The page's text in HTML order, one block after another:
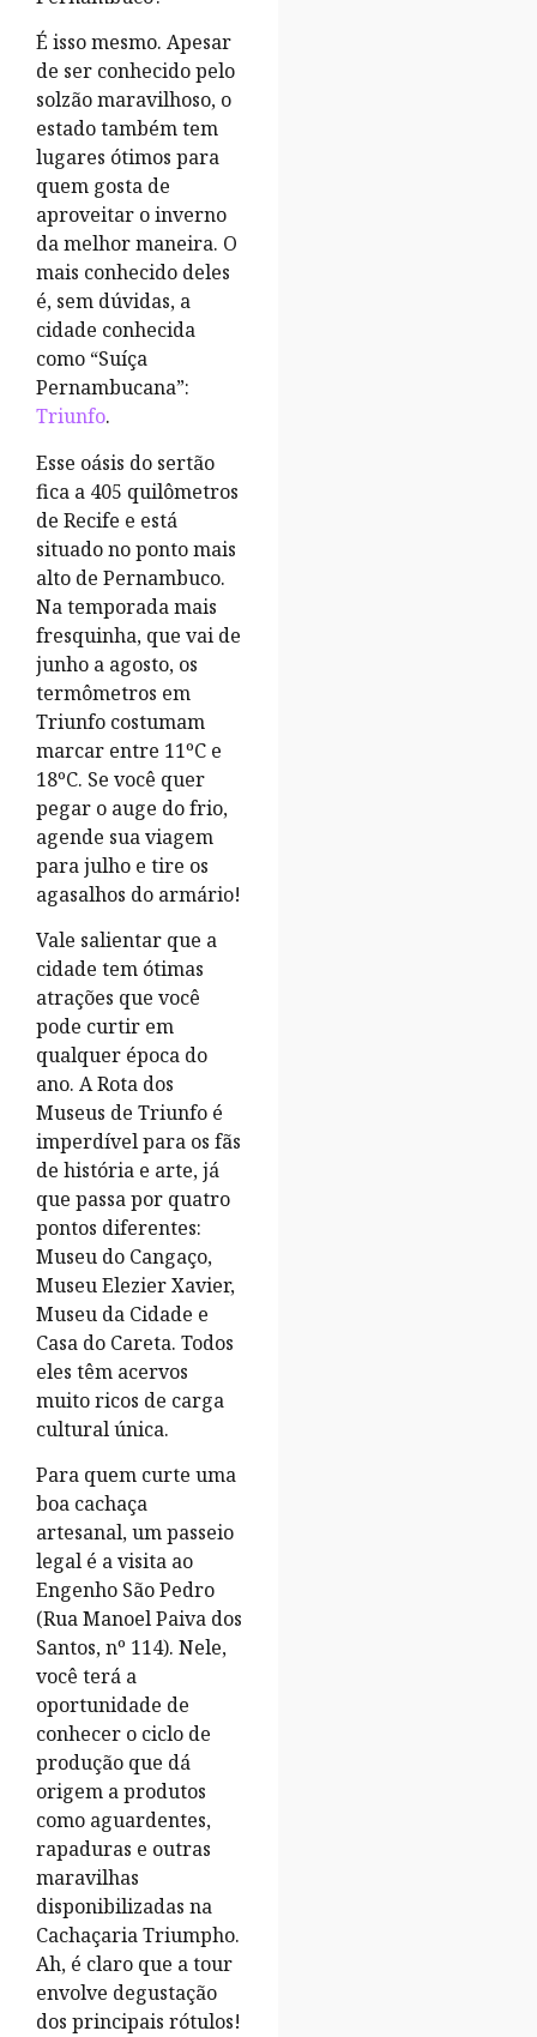
É isso mesmo. Apesar
de ser conhecido pelo
solzão maravilhoso, o
estado também tem
lugares ótimos para
quem gosta de
aproveitar o inverno
da melhor maneira. O
mais conhecido deles
é, sem dúvidas, a
cidade conhecida
como “Suíça
Pernambucana”:
Triunfo.
Esse oásis do sertão
fica a 405 quilômetros
de Recife e está
situado no ponto mais
alto de Pernambuco.
Na temporada mais
fresquinha, que vai de
junho a agosto, os
termômetros em
Triunfo costumam
marcar entre 11ºC e
18ºC. Se você quer
pegar o auge do frio,
agende sua viagem
para julho e tire os
agasalhos do armário!
Vale salientar que a
cidade tem ótimas
atrações que você
pode curtir em
qualquer época do
ano. A Rota dos
Museus de Triunfo é
imperdível para os fãs
de história e arte, já
que passa por quatro
pontos diferentes:
Museu do Cangaço,
Museu Elezier Xavier,
Museu da Cidade e
Casa do Careta. Todos
eles têm acervos
muito ricos de carga
cultural única.
Para quem curte uma
boa cachaça
artesanal, um passeio
legal é a visita ao
Engenho São Pedro
(Rua Manoel Paiva dos
Santos, nº 114). Nele,
você terá a
oportunidade de
conhecer o ciclo de
produção que dá
origem a produtos
como aguardentes,
rapaduras e outras
maravilhas
disponibilizadas na
Cachaçaria Triumpho.
Ah, é claro que a tour
envolve degustação
dos principais rótulos!